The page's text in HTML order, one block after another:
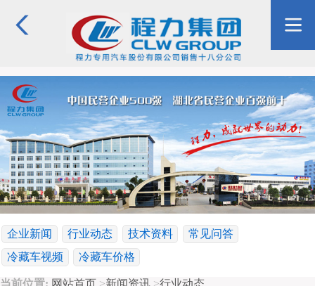
企业新闻 行业动态 技术资料
常见问答
冷藏车视频
冷藏车价格